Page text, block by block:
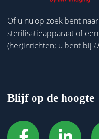
Of u nu op zoek bent
sterilisatieapparaat of
(her)inrichten; u bent bij
Blijf op de hoogte